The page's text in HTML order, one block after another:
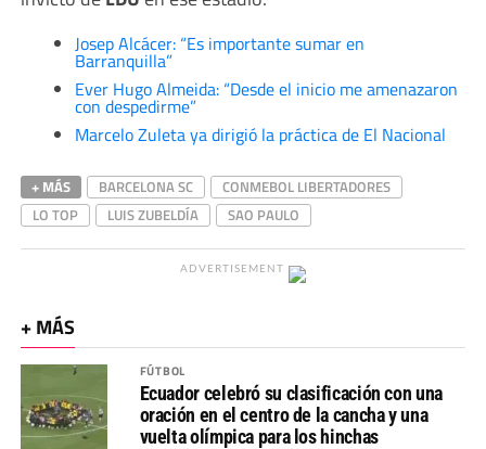
Josep Alcácer: “Es importante sumar en
Barranquilla”
Ever Hugo Almeida: “Desde el inicio me amenazaron
con despedirme”
Marcelo Zuleta ya dirigió la práctica de El Nacional
+ MÁS BARCELONA SC
CONMEBOL LIBERTADORES
LO TOP
LUIS ZUBELDÍA SAO PAULO
ADVERTISEMENT
+ MÁS
FÚTBOL
Ecuador celebró su clasificación con una
oración en el centro de la cancha y una
vuelta olímpica para los hinchas